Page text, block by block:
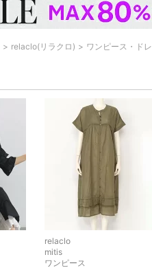
relaclo(リラクロ) ワンピース・ド
relaclo
mitis
ワンピース